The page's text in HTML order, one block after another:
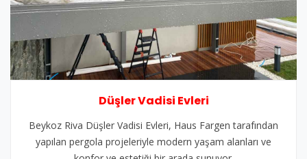
Düşler Vadisi Evleri
Beykoz Riva Düşler Vadisi Evleri, Haus Fargen tarafından
yapılan pergola projeleriyle modern yaşam alanları ve